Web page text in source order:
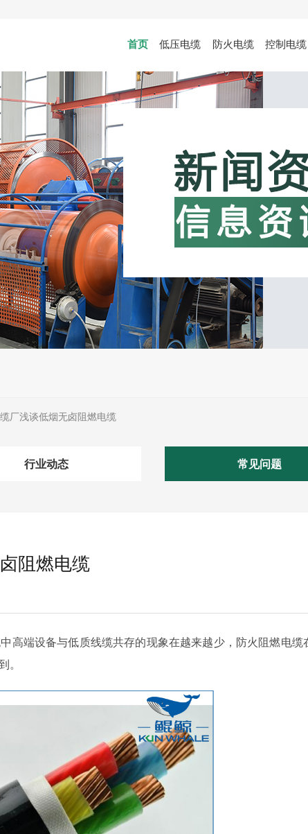
首页 低压电缆 防火电缆 控制电缆
厂浅谈低烟无卤阻燃电缆
行业动态 常见问题
阻燃电缆
端设备与低质线缆共存的现象在越来越少，防火阻燃电缆